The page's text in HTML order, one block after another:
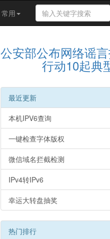
常用
搜
索
关
字
公安部公布网络谣
行动10起典
最近更新
本机IPV6查询
一键检查字体版权
微信域名拦截检测
IPv4转IPv6
幸运大转盘抽奖
热门排行